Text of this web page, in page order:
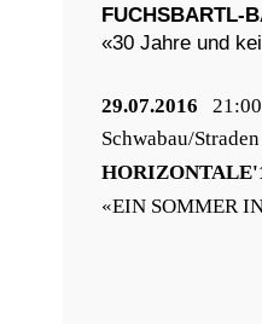
FUCHSBARTL-
«30 Jahre und
29.07.2016 21:00
Schwabau/Straden
«EIN SOMMER